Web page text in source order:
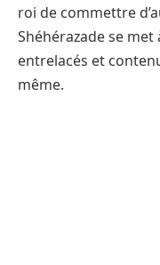
roi de commettre
Shéhérazade se
entrelacés et
même.